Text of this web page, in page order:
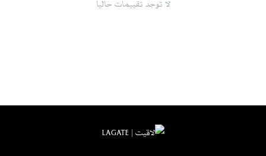
لا توجد تقييمات حاليا